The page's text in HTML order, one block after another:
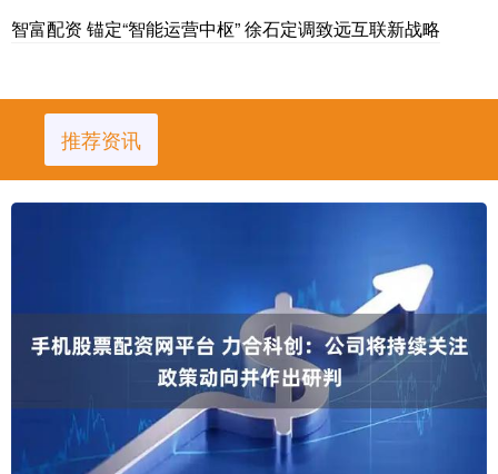
智富配资 锚定“智能运营中枢” 徐石定调致远互联新战略
推荐资讯